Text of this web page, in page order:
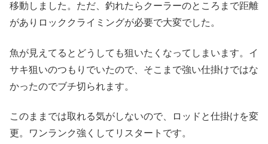
移動しました。ただ、釣れたらクーラーのところまで距離
がありロッククライミングが必要で大変でした。
魚が見えてるとどうしても狙いたくなってしまいます。イ
サキ狙いのつもりでいたので、そこまで強い仕掛けではな
かったのでブチ切られます。
このままでは取れる気がしないので、ロッドと仕掛けを変
更。ワンランク強くしてリスタートです。